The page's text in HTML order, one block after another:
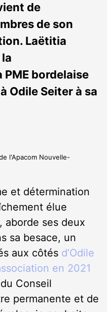
de
de son
Laëtitia
bordelaise
Odile Seiter à sa
l'Apacom Nouvelle-
et détermination
élue
aborde ses deux
sa besace, un
aux côtés d’Odile
en 2021
Conseil
permanente et de